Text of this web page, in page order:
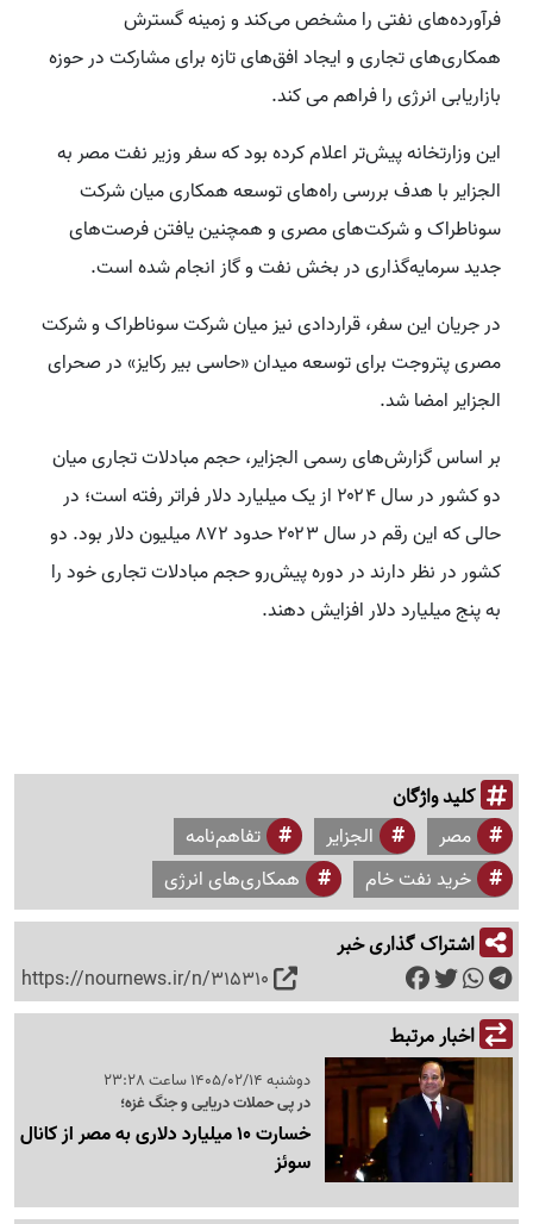
فرآورده‌های نفتی را مشخص می‌کند و زمینه گسترش
همکاری‌های تجاری و ایجاد افق‌های تازه برای مشارکت در حوزه
بازاریابی انرژی را فراهم می کند.
این وزارتخانه پیش‌تر اعلام کرده بود که سفر وزیر نفت مصر به
الجزایر با هدف بررسی راه‌های توسعه همکاری میان شرکت
سوناطراک و شرکت‌های مصری و همچنین یافتن فرصت‌های
جدید سرمایه‌گذاری در بخش نفت و گاز انجام شده است.
در جریان این سفر، قراردادی نیز میان شرکت سوناطراک و شرکت
مصری پتروجت برای توسعه میدان «حاسی بیر رکایز» در صحرای
الجزایر امضا شد.
بر اساس گزارش‌های رسمی الجزایر، حجم مبادلات تجاری میان
دو کشور در سال ۲۰۲۴ از یک میلیارد دلار فراتر رفته است؛ در
حالی که این رقم در سال ۲۰۲۳ حدود ۸۷۲ میلیون دلار بود. دو
کشور در نظر دارند در دوره پیش‌رو حجم مبادلات تجاری خود را
به پنج میلیارد دلار افزایش دهند.
کلید واژگان
مصر الجزایر
تفاهم‌نامه
خرید نفت خام
همکاری‌های انرژی
اشتراک گذاری خبر
https://nournews.ir/n/315310
اخبار مرتبط
دوشنبه 1405/02/14 ساعت 23:28
در پی حملات دریایی و جنگ غزه؛
خسارت 10 میلیارد دلاری به مصر از کانال
سوئز